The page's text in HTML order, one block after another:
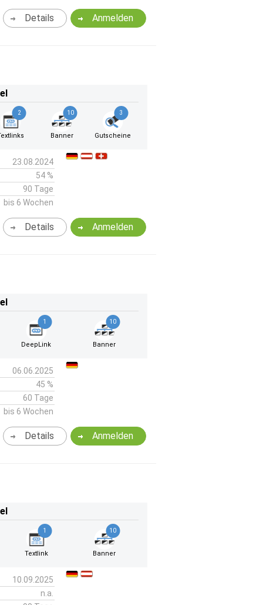
Anmelden
Details
2 10
Banner
3
Gutscheine
23.08.2024
54 %
90 Tage
bis 6 Wochen
Anmelden
Details
1
DeepLink
10
Banner
06.06.2025
45 %
60 Tage
bis 6 Wochen
Anmelden
Details
1
Textlink
10
Banner
10.09.2025
n.a.